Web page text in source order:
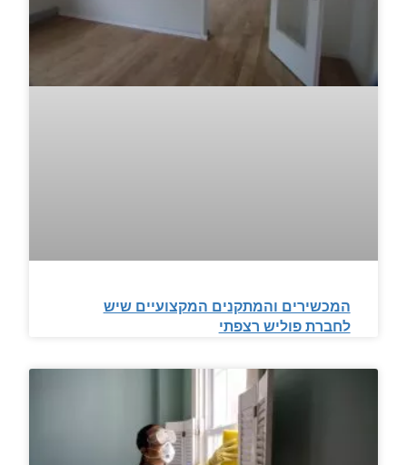
המכשירים והמתקנים המקצועיים שיש
לחברת פוליש רצפתי